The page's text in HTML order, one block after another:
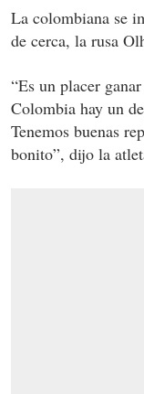
La colombiana se
de cerca, la rusa
“Es un placer
Colombia hay un
Tenemos buenas
bonito”, dijo la